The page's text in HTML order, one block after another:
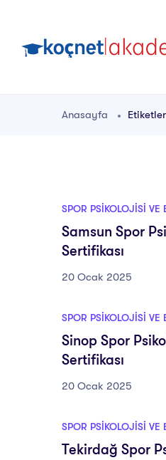
Anasayfa
SPOR PSIKOLOJISI VE
Samsun Spor
Sertifikası
20 Ocak 2025
SPOR PSIKOLOJISI VE
Sinop Spor
Sertifikası
20 Ocak 2025
SPOR PSIKOLOJISI VE
Tekirdağ Spor